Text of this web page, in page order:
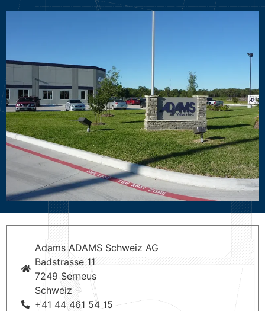
Adams ADAMS Schweiz AG
Badstrasse 11
7249 Serneus
Schweiz
+41 44 461 54 15